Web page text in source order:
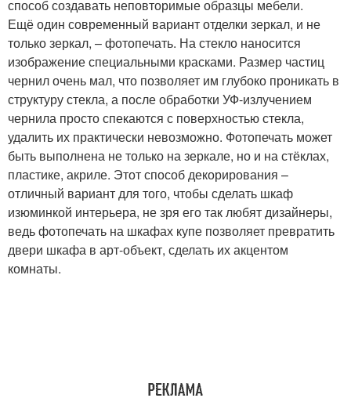
способ создавать неповторимые образцы мебели.
Ещё один современный вариант отделки зеркал, и не
только зеркал, – фотопечать. На стекло наносится
изображение специальными красками. Размер частиц
чернил очень мал, что позволяет им глубоко проникать в
структуру стекла, а после обработки УФ-излучением
чернила просто спекаются с поверхностью стекла,
удалить их практически невозможно. Фотопечать может
быть выполнена не только на зеркале, но и на стёклах,
пластике, акриле. Этот способ декорирования –
отличный вариант для того, чтобы сделать шкаф
изюминкой интерьера, не зря его так любят дизайнеры,
ведь фотопечать на шкафах купе позволяет превратить
двери шкафа в арт-объект, сделать их акцентом
комнаты.